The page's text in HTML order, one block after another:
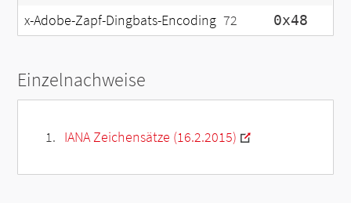
x-Adobe-Zapf-Dingbats-Encoding 72 0x48
Einzelnachweise
IANA Zeichensätze (16.2.2015)